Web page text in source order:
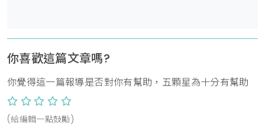
你喜歡這篇文章嗎?
你覺得這一篇報導是否對你有幫助，五顆星為十分有幫助
(給編輯一點鼓勵)